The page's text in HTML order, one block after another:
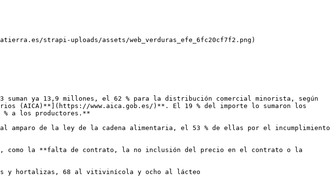
strapi-uploads/assets/web_verduras_efe_6fc20cf7f2.png)
suman ya 13,9 millones, el 62 % para la distribución comercial minorista, según
(AICA)**](https://www.aica.gob.es/)**. El 19 % del importe lo sumaron los
a los productores.**
amparo de la ley de la cadena alimentaria, el 53 % de ellas por el incumplimiento
como la **falta de contrato, la no inclusión del precio en el contrato o la
y hortalizas, 68 al vitivinícola y ocho al lácteo